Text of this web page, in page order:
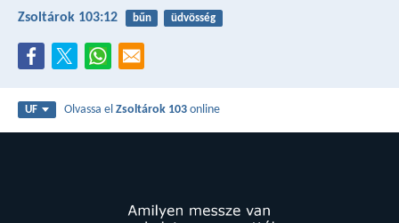
Zsoltárok 103:12 bűn üdvösség
UF Olvassa elZsoltárok 103 online